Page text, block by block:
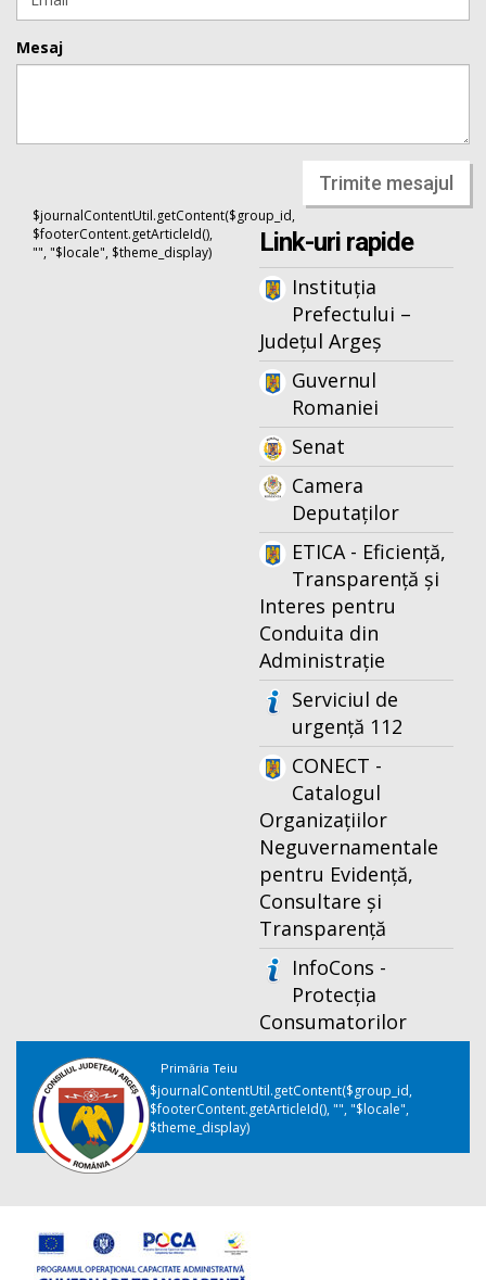
Mesaj
Trimite mesajul
$journalContentUtil.getContent($group_id,
$footerContent.getArticleId(),
"", "$locale", $theme_display)
Link-uri rapide
Instituția
Prefectului –
Județul Argeș
Guvernul
Romaniei
Senat
Camera
Deputaților
ETICA - Eficiență,
Transparență și
Interes pentru
Conduita din
Administrație
Serviciul de
urgență 112
CONECT -
Catalogul
Organizațiilor
Neguvernamentale
pentru Evidență,
Consultare și
Transparență
InfoCons -
Protecția
Consumatorilor
Primăria Teiu
$journalContentUtil.getContent($group_id,
$footerContent.getArticleId(), "", "$locale",
$theme_display)